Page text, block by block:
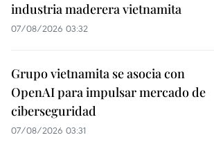
industria maderera vietnamita
07/08/2026 03:32
Grupo vietnamita se asocia con
OpenAI para impulsar mercado de
ciberseguridad
07/08/2026 03:31